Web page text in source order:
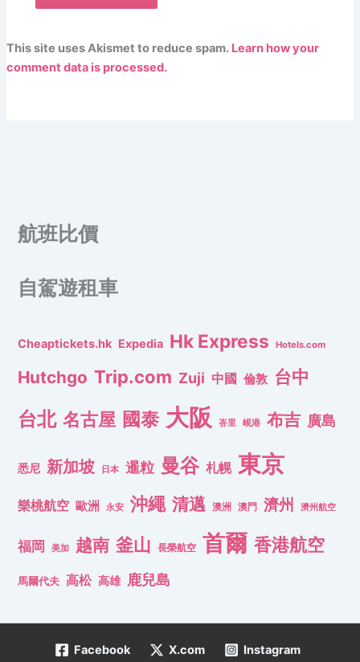
This site uses Akismet to reduce spam. Learn how your
comment data is processed.
航班比價
自駕遊租車
Cheaptickets.hk Expedia Hk Express Hotels.com
Hutchgo Trip.com Zuji 中國 倫敦 台中
台北 名古屋 國泰 大阪 峇里 峴港 布吉 廣島
悉尼 新加坡 日本 暹粒 曼谷 札幌 東京
樂桃航空 歐洲 永安 沖繩 清邁 澳洲 澳門 濟州 濟州航空
福岡 美加 越南 釜山 長榮航空 首爾 香港航空
馬爾代夫 高松 高雄 鹿兒島
Facebook X.com Instagram